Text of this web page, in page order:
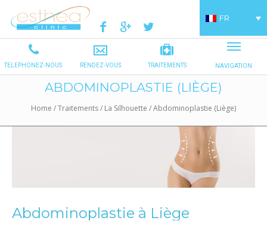
ABDOMINOPLASTIE (LIÈGE)
Home /Traitements/ La Silhouette /Abdominoplastie (Liège)
Abdominoplastie à Liège
FR